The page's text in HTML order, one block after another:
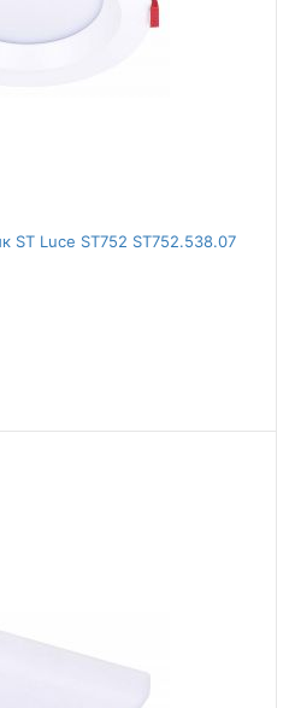
ST Luce ST752 ST752.538.07